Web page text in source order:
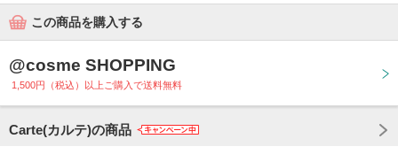
この商品を購入する
@cosme SHOPPING
1,500円（税込）以上ご購入で送料無料
Carte(カルテ)の商品